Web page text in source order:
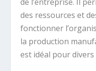
des ressources et
fonctionner
la production
est idéal pour divers